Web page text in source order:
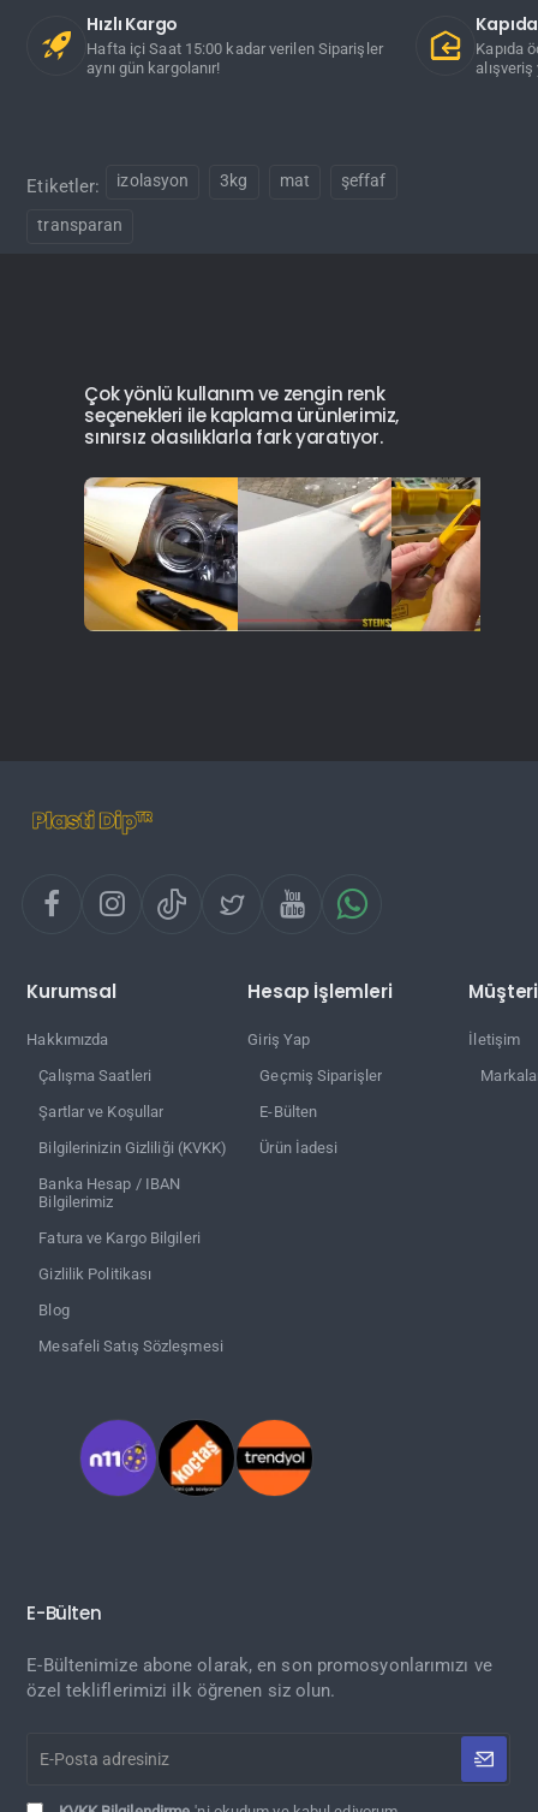
Hızlı Kargo
Hafta içi Saat 15:00 kadar verilen Siparişler
aynı gün kargolanır!
Kapıda
Etiketler: izolasyon 3kg mat şeffaf
transparan
Çok yönlü kullanım ve zengin renk
seçenekleri ile kaplama ürünlerimiz,
sınırsız olasılıklarla fark yaratıyor.
Kurumsal
Hakkımızda
Çalışma Saatleri
Şartlar ve Koşullar
Bilgilerinizin Gizliliği (KVKK)
Banka Hesap / IBAN
Bilgilerimiz
Fatura ve Kargo Bilgileri
Gizlilik Politikası
Blog
Mesafeli Satış Sözleşmesi
Hesap İşlemleri
Giriş Yap
Geçmiş Siparişler
E-Bülten
Ürün İadesi
İletişim
E-Bülten
E-Bültenimize abone olarak, en son promosyonlarımızı ve
özel tekliflerimizi ilk öğrenen siz olun.
Posta